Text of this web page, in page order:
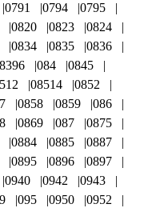
0791 0794
0795
0820 0823
0824
0834 0835
0836
084
0845
08514
0852
0858 0859
086
0869 087
0875
0884 0885
0887
0895 0896
0897
0940 0942
0943
095 0950
0952